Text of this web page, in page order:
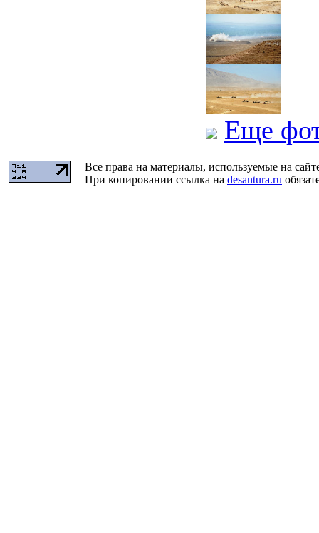
Еще
Все права на материалы, используемые на
При копировании ссылка на desantura.ru